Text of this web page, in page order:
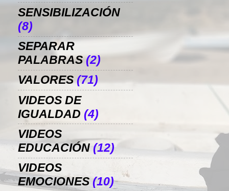
SENSIBILIZACIÓN
(8)
SEPARAR
PALABRAS (2)
VALORES (71)
VIDEOS DE
IGUALDAD (4)
VIDEOS
EDUCACIÓN (12)
VIDEOS
EMOCIONES (10)